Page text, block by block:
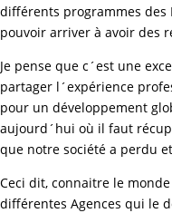
différents programmes
pouvoir arriver à avoir des
Je pense que c´est une
partager l´expérience
pour un développement
aujourd´hui où il faut
que notre société a perdu
Ceci dit, connaitre le
différentes Agences qui le